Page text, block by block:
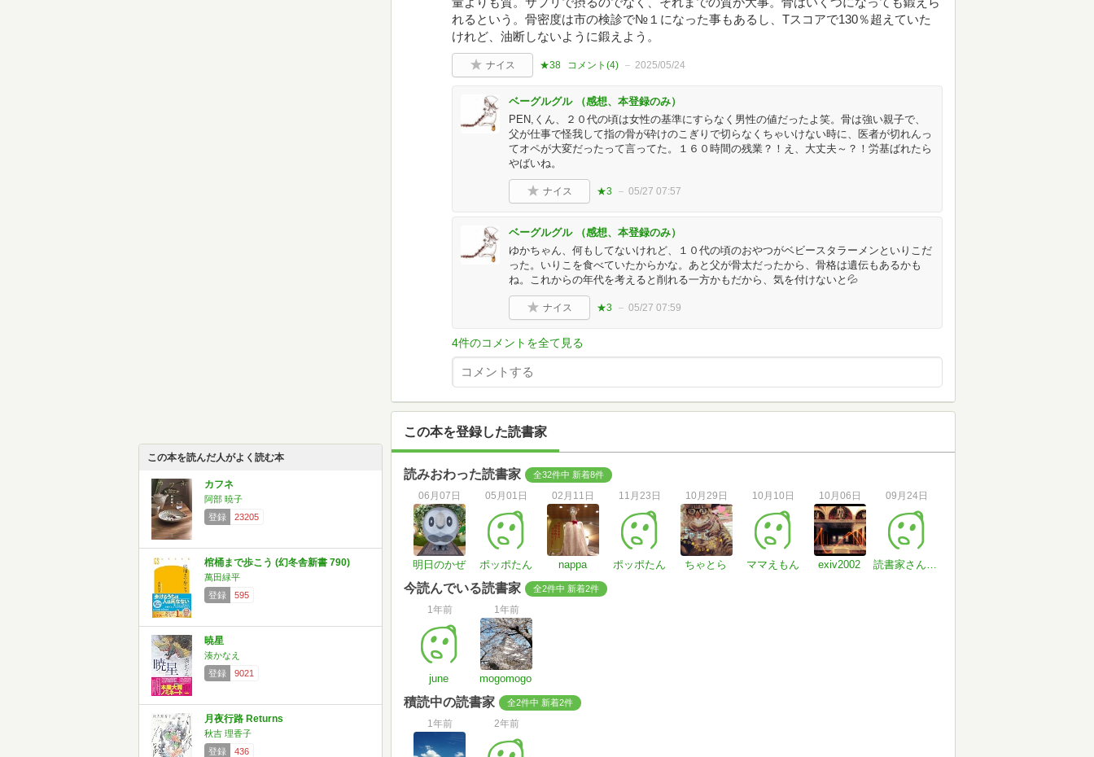
この本を読んだ人がよく読む本
カフネ
阿部 暁子
登録
23205
棺桶まで歩こう (幻冬舎新書 790)
萬田緑平
登録
595
暁星
湊かなえ
登録
9021
月夜行路 Returns
秋吉 理香子
登録
436
れるという。骨密度は市の検診で№１になった事もあるし、Tスコアで130％超えていた
けれど、油断しないように鍛えよう。
ナイス ★38 コメント(4) 2025/05/24
ベーグルグル （感想、本登録のみ）
PEN,くん、２０代の頃は女性の基準にすらなく男性の値だったよ笑。骨は強い親子で、
父が仕事で怪我して指の骨が砕けのこぎりで切らなくちゃいけない時に、医者が切れんっ
てオペが大変だったって言ってた。１６０時間の残業？！え、大丈夫～？！労基ばれたら
やばいね。
ナイス ★3 05/27 07:57
ベーグルグル （感想、本登録のみ）
ゆかちゃん、何もしてないけれど、１０代の頃のおやつがベビースタラーメンといりこだ
った。いりこを食べていたからかな。あと父が骨太だったから、骨格は遺伝もあるかも
ね。これからの年代を考えると削れる一方かもだから、気を付けないと💦
ナイス ★3 05/27 07:59
4件のコメントを全て見る
この本を登録した読書家
読みおわった読書家 全32件中 新着8件
06月07日
明日のかぜ
05月01日
ポッポたん
02月11日
nappa
11月23日
ポッポたん
10月29日
ちゃとら
10月10日
ママえもん
10月06日
exiv2002
09月24日
読書家さん#6GYeSq
今読んでいる読書家 全2件中 新着2件
1年前
june
1年前
mogomogo
積読中の読書家 全2件中 新着2件
1年前 2年前